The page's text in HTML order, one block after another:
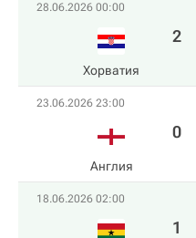
28.06.2026 00:00
Хорватия
2
23.06.2026 23:00
Англия
0
18.06.2026 02:00
1